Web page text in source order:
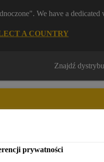
We have a
A COUNTRY
Znajdź
prywatności